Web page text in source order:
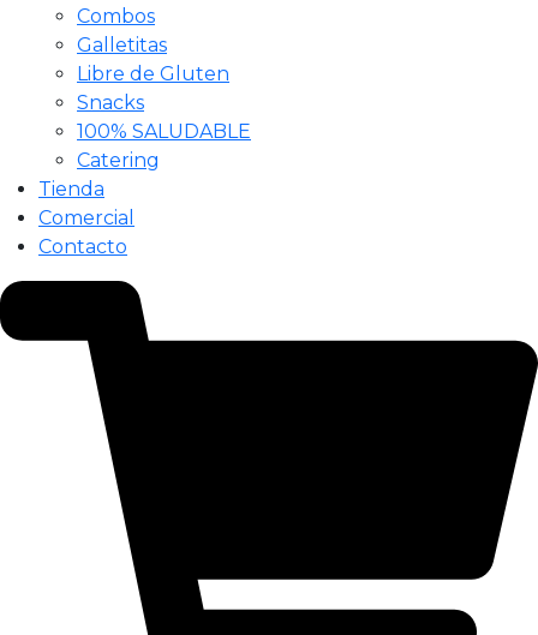
Combos
Galletitas
Libre de Gluten
Snacks
100% SALUDABLE
Catering
Tienda
Comercial
Contacto